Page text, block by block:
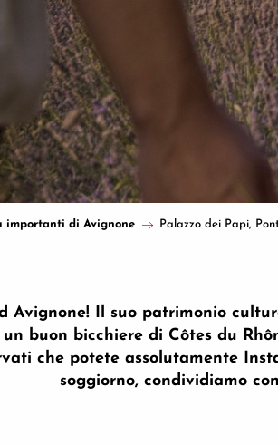
importanti di Avignone Palazzo dei Papi,
Avignone! Il suo patrimonio
buon bicchiere di Côtes du
che potete assolutamente
soggiorno, condividiamo